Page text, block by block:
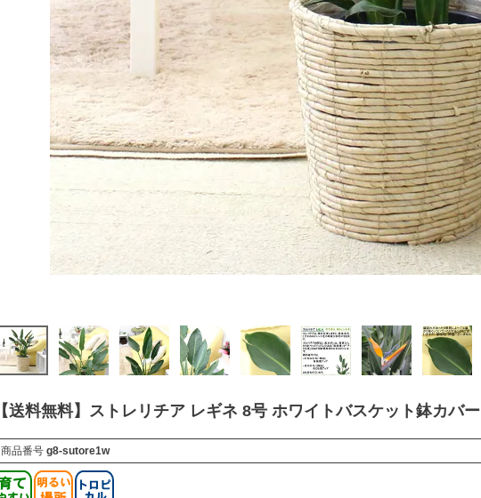
【送料無料】ストレリチア レギネ 8号 ホワイトバスケット鉢カバー
商品番号 g8-sutore1w